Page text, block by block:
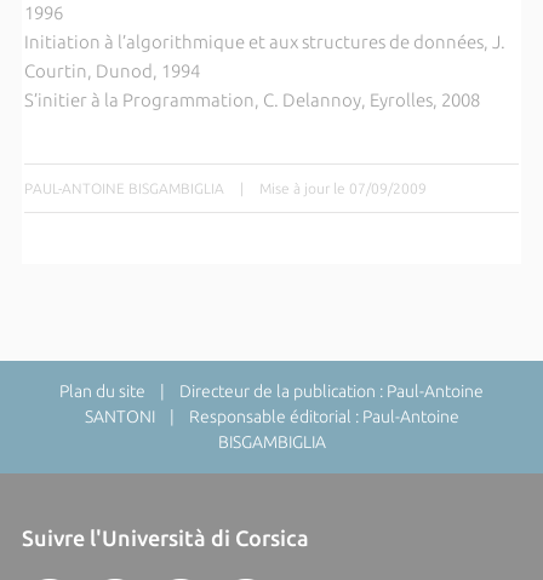
1996
Initiation à l’algorithmique et aux structures de données, J.
Courtin, Dunod, 1994
S’initier à la Programmation, C. Delannoy, Eyrolles, 2008
PAUL-ANTOINE BISGAMBIGLIA | Mise à jour le 07/09/2009
Plan du site | Directeur de la publication : Paul-Antoine
SANTONI | Responsable éditorial : Paul-Antoine
BISGAMBIGLIA
Suivre l'Università di Corsica